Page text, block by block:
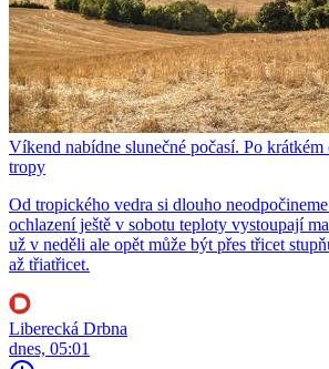
Víkend nabídne slunečné počasí. Po krátkém
tropy
Od tropického vedra si dlouho
ochlazení ještě v sobotu teploty vystoupají
už v neděli ale opět může být přes třicet
až třiatřicet.
Liberecká Drbna
dnes, 05:01